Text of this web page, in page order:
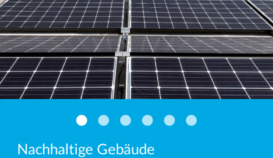
Nachhaltige Gebäude